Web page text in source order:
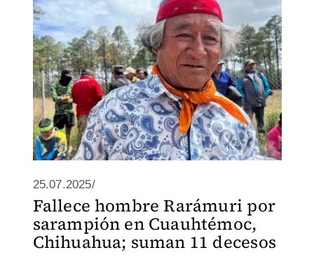
casos de decesos y contagios en el país.
25.07.2025/
Fallece hombre Rarámuri por
sarampión en Cuauhtémoc,
Chihuahua; suman 11 decesos